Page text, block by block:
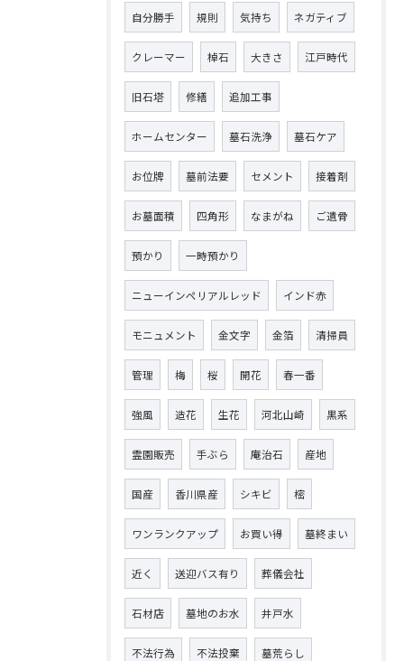
自分勝手 規則 気持ち ネガティブ
クレーマー 棹石 大きさ 江戸時代
旧石塔 修繕 追加工事
ホームセンター 墓石洗浄 墓石ケア
お位牌 墓前法要 セメント 接着剤
お墓面積 四角形 なまがね ご遺骨
預かり 一時預かり
ニューインペリアルレッド インド赤
モニュメント 金文字 金箔 清掃員
管理 梅 桜 開花 春一番
強風 造花 生花 河北山崎 黒系
霊園販売 手ぶら 庵治石 産地
国産 香川県産 シキビ 樒
ワンランクアップ お買い得 墓終まい
近く 送迎バス有り 葬儀会社
石材店 墓地のお水 井戸水
不法行為 不法投棄 墓荒らし